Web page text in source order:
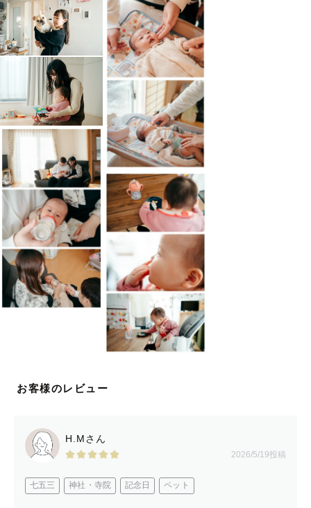
を少なくして、
相手のペースに寄り添いながら撮影を進めます。
将来、写真を見返したときに「こんなことあったね」と語
り合えるような、
日常の温かさを感じられる一枚をお届けします。
流行に左右されず、暮らしに溶け込む写真を大切にしてい
ます。
「その人らしさ」や「その場の空気感」を大切にしなが
ら、
柔らかく温かな時間を写真に残します。
＿＿＿＿＿＿＿＿＿＿＿＿＿＿＿＿
【　打ち合わせ　】
撮影に対して不安がある方も、イメージがまだ定まってい
ない方もお気軽にどうぞ。
う。
す。
お客様のレビュー
H.Mさん
2026/5/19投稿
七五三 神社・寺院 記念日 ペット